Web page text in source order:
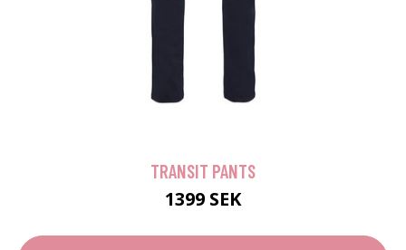
TRANSIT PANTS
1399 SEK